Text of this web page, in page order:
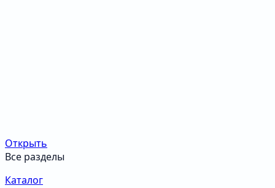
Открыть
Все разделы
Каталог